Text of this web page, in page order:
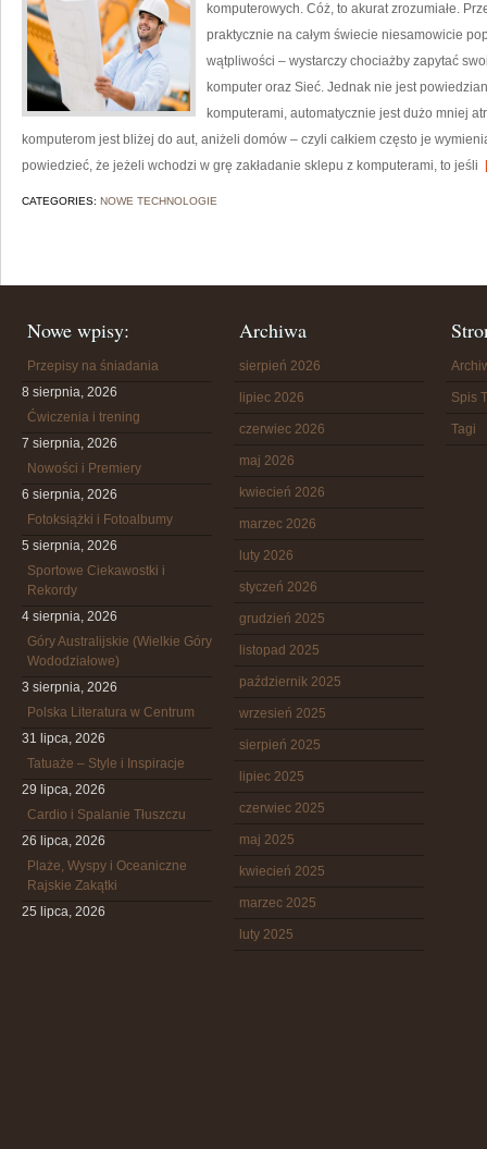
komputerowych. Cóż, to akurat zrozumiałe.
praktycznie na całym świecie niesamowicie
wątpliwości – wystarczy chociażby zapytać
komputer oraz Sieć. Jednak nie jest
komputerami, automatycznie jest dużo mniej
komputerom jest bliżej do aut, aniżeli domów – czyli całkiem często je
powiedzieć, że jeżeli wchodzi w grę zakładanie sklepu z komputerami, to jeśli
CATEGORIES: NOWE TECHNOLOGIE
Nowe wpisy:
Przepisy na śniadania
8 sierpnia, 2026
Ćwiczenia i trening
7 sierpnia, 2026
Nowości i Premiery
6 sierpnia, 2026
Fotoksiążki i Fotoalbumy
5 sierpnia, 2026
Sportowe Ciekawostki i
Rekordy
4 sierpnia, 2026
Góry Australijskie (Wielkie Góry
Wododziałowe)
3 sierpnia, 2026
Polska Literatura w Centrum
31 lipca, 2026
Tatuaże – Style i Inspiracje
29 lipca, 2026
Cardio i Spalanie Tłuszczu
26 lipca, 2026
Plaże, Wyspy i Oceaniczne
Rajskie Zakątki
25 lipca, 2026
Archiwa
sierpień 2026
lipiec 2026
czerwiec 2026
maj 2026
kwiecień 2026
marzec 2026
luty 2026
styczeń 2026
grudzień 2025
listopad 2025
październik 2025
wrzesień 2025
sierpień 2025
lipiec 2025
czerwiec 2025
maj 2025
kwiecień 2025
marzec 2025
luty 2025
Spis
Tagi